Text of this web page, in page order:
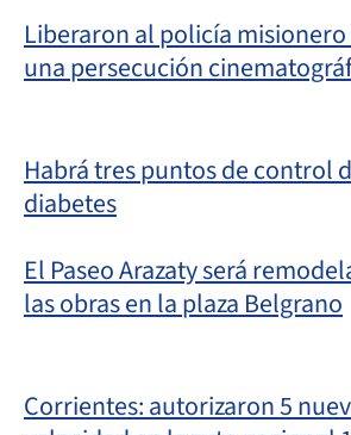
Liberaron al policía
una persecución
Habrá tres puntos de control
diabetes
El Paseo Arazaty será
las obras en la plaza Belgrano
Corrientes: autorizaron 5